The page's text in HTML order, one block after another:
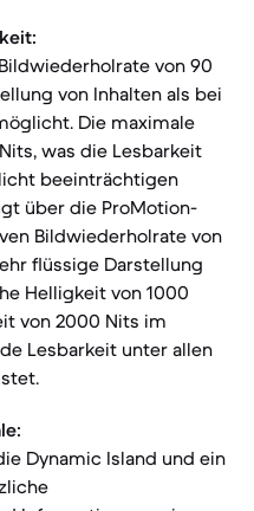
von 90
von Inhalten als bei
Die maximale
was die Lesbarkeit
beeinträchtigen
über die ProMotion-
Bildwiederholrate von
flüssige Darstellung
Helligkeit von 1000
von 2000 Nits im
Lesbarkeit unter allen
Dynamic Island und ein